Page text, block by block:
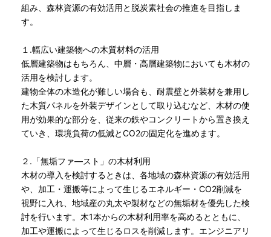
組み、森林資源の有効活用と脱炭素社会の推進を目指しま
す。
１.幅広い建築物への木質材料の活用
低層建築物はもちろん、中層・高層建築物においても木材の
活用を検討します。
建物全体の木造化が難しい場合も、耐震壁と外装材を兼用し
た木質パネルを外装デザインとして取り込むなど、木材の使
用が効果的な部分を、従来の鉄やコンクリートから置き換え
ていき、環境負荷の低減とCO2の固定化を進めます。
２.「無垢ファ―スト」の木材利用
木材の導入を検討するときは、各地域の森林資源の有効活用
や、加工・運搬等によって生じるエネルギー・CO2削減を
視野に入れ、地域産の丸太や製材などの無垢材を優先した検
討を行います。木1本からの木材利用率を高めるとともに、
加工や運搬によって生じるロスを削減します。エンジニアリ